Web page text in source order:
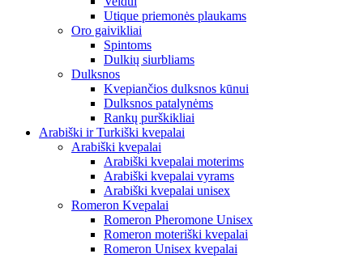
Utique priemonės plaukams
Oro gaivikliai
Spintoms
Dulkių siurbliams
Dulksnos
Kvepiančios dulksnos kūnui
Dulksnos patalynėms
Rankų purškikliai
Arabiški ir Turkiški kvepalai
Arabiški kvepalai
Arabiški kvepalai moterims
Arabiški kvepalai vyrams
Arabiški kvepalai unisex
Romeron Kvepalai
Romeron Pheromone Unisex
Romeron moteriški kvepalai
Romeron Unisex kvepalai